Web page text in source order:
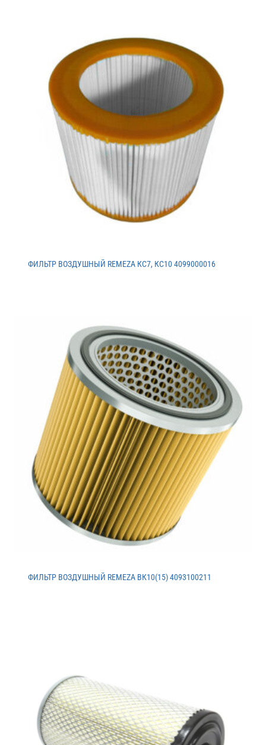
ФИЛЬТР ВОЗДУШНЫЙ REMEZA КС7, КС10 4099000016
ФИЛЬТР ВОЗДУШНЫЙ REMEZA ВК10(15) 4093100211